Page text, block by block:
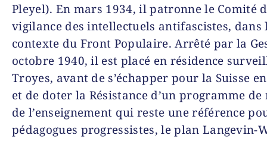
Pleyel). En mars 1934, il patronne le Comité
vigilance des intellectuels antifascistes, dans
contexte du Front Populaire. Arrêté par la
octobre 1940, il est placé en résidence
Troyes, avant de s’échapper pour la Suisse
et de doter la Résistance d’un programme
de l’enseignement qui reste une référence
pédagogues progressistes, le plan Langevin-